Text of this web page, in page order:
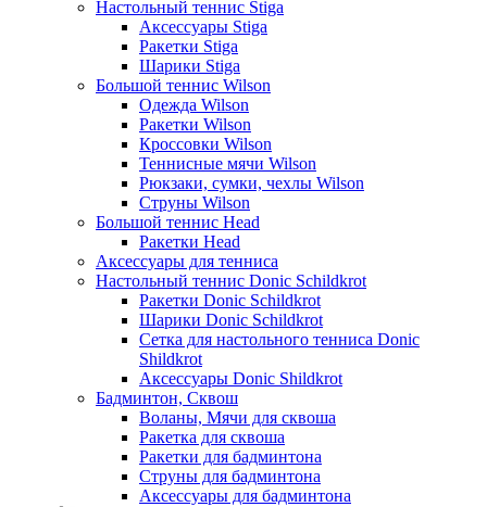
Настольный теннис Stiga
Аксессуары Stiga
Ракетки Stiga
Шарики Stiga
Большой теннис Wilson
Одежда Wilson
Ракетки Wilson
Кроссовки Wilson
Теннисные мячи Wilson
Рюкзаки, сумки, чехлы Wilson
Струны Wilson
Большой теннис Head
Ракетки Head
Аксессуары для тенниса
Настольный теннис Donic Schildkrot
Ракетки Donic Schildkrot
Шарики Donic Schildkrot
Сетка для настольного тенниса Donic
Shildkrot
Аксессуары Donic Shildkrot
Бадминтон, Сквош
Воланы, Мячи для сквоша
Ракетка для сквоша
Ракетки для бадминтона
Струны для бадминтона
Аксессуары для бадминтона